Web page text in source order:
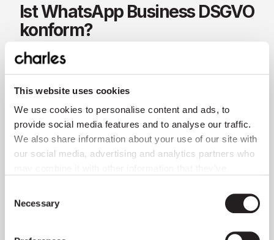
This website uses cookies
We use cookies to personalise content and ads, to
provide social media features and to analyse our traffic.
We also share information about your use of our site with
our social media, advertising and analytics partners who
Selection
Necessary
Ist WhatsApp Business DSGVO
konform?
Ja, wenn man es richtig macht. Dein WhatsApp-
Datenschutzgrundverordnung (DSGVO)
Ein wesentlicher Teil davon ist die Einhaltung
dieser 3 wichtigen Schritte:
Kommunikation mit deinem Unternehmen